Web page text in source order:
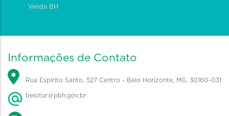
Venda BH
Informações de Contato
Rua Espírito Santo, 527 Centro - Belo Horizonte, MG, 30160-031
belotur@pbh.gov.br